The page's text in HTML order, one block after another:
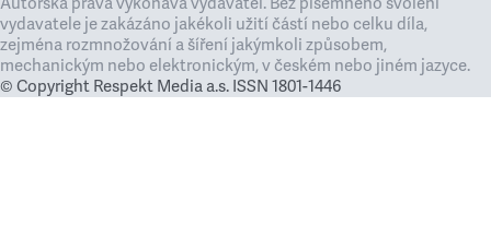
vydavatele je zakázáno jakékoli užití částí nebo celku díla,
zejména rozmnožování a šíření jakýmkoli způsobem,
mechanickým nebo elektronickým, v českém nebo jiném jazyce.
© Copyright Respekt Media a.s. ISSN 1801-1446